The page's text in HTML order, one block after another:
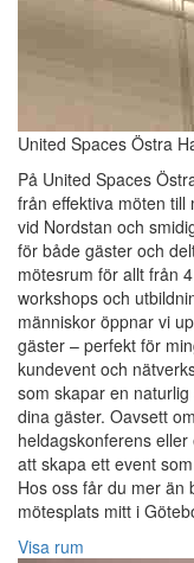
United Spaces Östra
På United Spaces
från effektiva möten
vid Nordstan och
för både gäster och
mötesrum för allt från
workshops och
människor öppnar vi
gäster – perfekt för
kundevent och
som skapar en
dina gäster. Oavsett
heldagskonferens
att skapa ett event
Hos oss får du mer än
mötesplats mitt i
Visa rum